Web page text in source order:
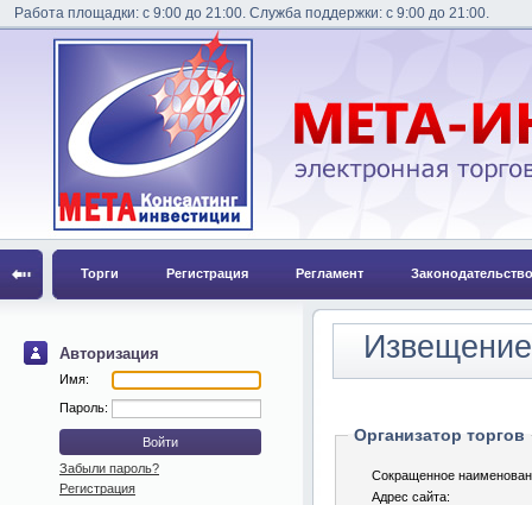
Работа площадки: с 9:00 до 21:00. Служба поддержки: с 9:00 до 21:00.
Торги Регистрация Регламент Законодательство
Авторизация
Имя:
Пароль:
Забыли пароль?
Регистрация
Организатор торгов
Сокращенное
Адрес сайта: